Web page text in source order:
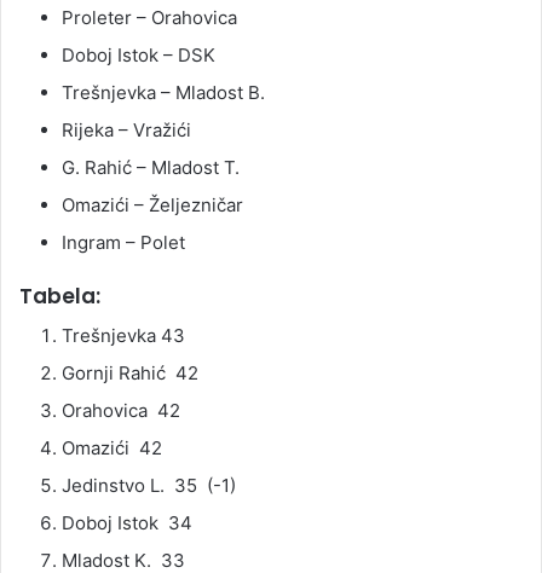
Proleter – Orahovica
Doboj Istok – DSK
Trešnjevka – Mladost B.
Rijeka – Vražići
G. Rahić – Mladost T.
Omazići – Željezničar
Ingram – Polet
Tabela:
Trešnjevka 43
Gornji Rahić 42
Orahovica 42
Omazići 42
Jedinstvo L. 35 (-1)
Doboj Istok 34
Mladost K. 33